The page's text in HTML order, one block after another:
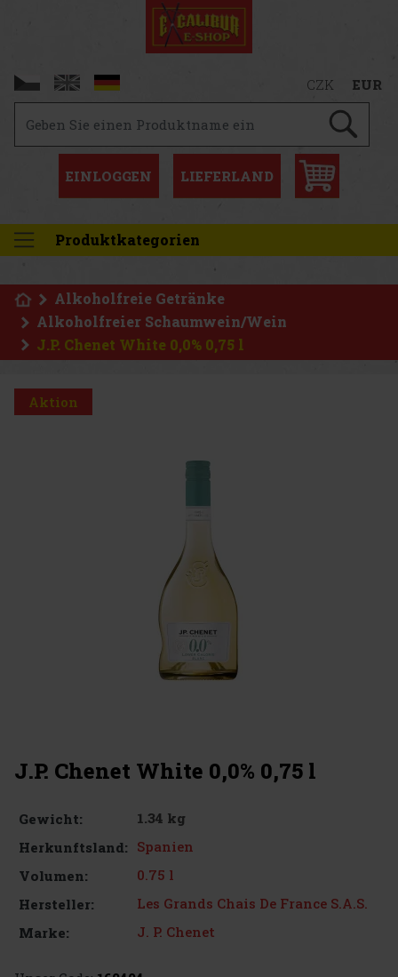
CZK EUR
EINLOGGEN LIEFERLAND
Produktkategorien
Alkoholfreie Getränke
Alkoholfreier Schaumwein/Wein
J.P. Chenet White 0,0% 0,75 l
J.P. Chenet White 0,0% 0,75 l
Gewicht:
1.34 kg
Herkunftsland: Spanien
Volumen:
0.75 l
Hersteller:
Les Grands Chais De France S.A.S.
Marke:
J. P. Chenet
Aktion